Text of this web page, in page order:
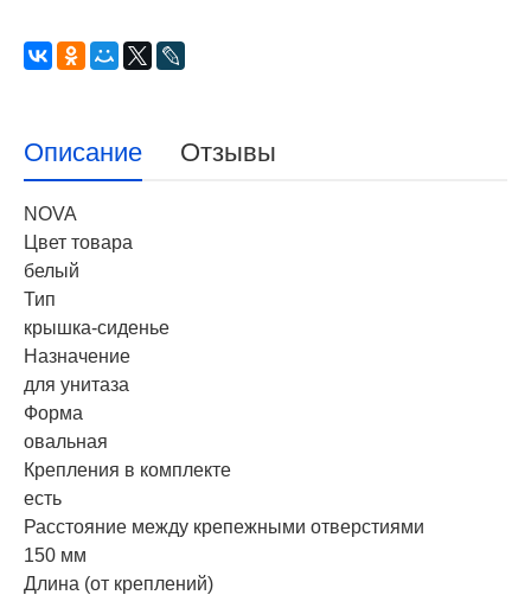
Описание Отзывы
NOVA
Цвет товара
белый
Тип
крышка-сиденье
Назначение
для унитаза
Форма
овальная
Крепления в комплекте
есть
Расстояние между крепежными отверстиями
150 мм
Длина (от креплений)